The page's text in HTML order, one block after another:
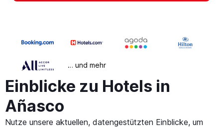
… und mehr
Einblicke zu Hotels in
Añasco
Nutze unsere aktuellen, datengestützten Einblicke, um